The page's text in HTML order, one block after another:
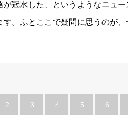
が冠水した、というようなニュー
。ふとここで疑問に思うのが、
していますが、そ…
2 3 4 5 6